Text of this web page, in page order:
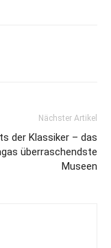
Nächster Artikel
der Klassiker – das
überraschendste
Museen